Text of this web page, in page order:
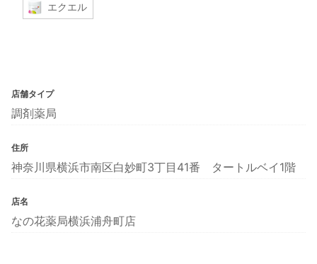
エクエル
店舗タイプ
調剤薬局
住所
神奈川県横浜市南区白妙町3丁目41番 タートルベイ1階
店名
なの花薬局横浜浦舟町店